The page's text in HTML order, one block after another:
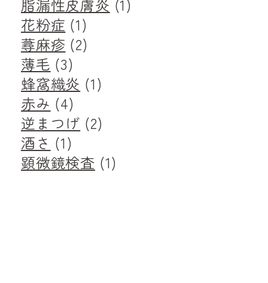
脂漏性皮膚炎 (1)
花粉症 (1)
蕁麻疹 (2)
薄毛 (3)
蜂窩織炎 (1)
赤み (4)
逆まつげ (2)
酒さ (1)
顕微鏡検査 (1)